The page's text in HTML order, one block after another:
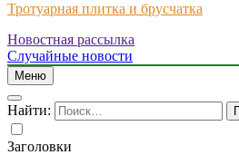
Тротуарная плитка и брусчатка
Just another WordPress site
Новостная рассылка
Случайные новости
Меню
Найти:
Заголовки